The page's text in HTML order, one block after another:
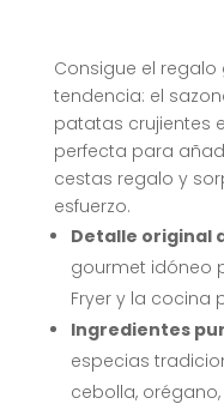
Consigue el
tendencia: el
patatas crujientes
perfecta para
cestas regalo y
esfuerzo.
Detalle original
gourmet idóneo
Fryer y la cocina
Ingredientes
especias
cebolla,